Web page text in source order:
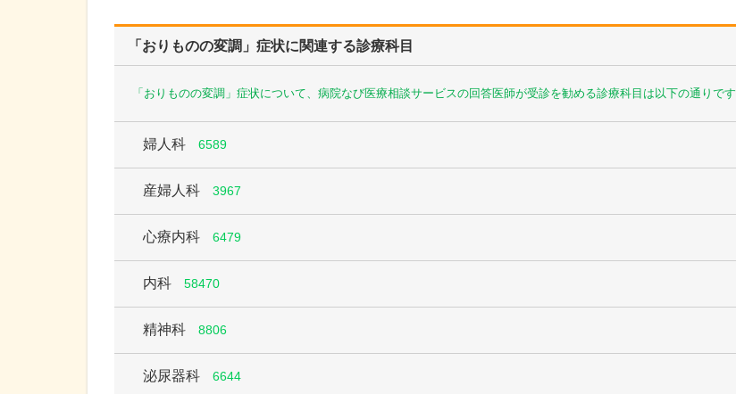
「おりものの変調」症状に関連する診療科目
「おりものの変調」症状について、病院なび医療相談サービスの回答医師が受診を勧める診療科目は以下の通りです
婦人科 6589
産婦人科 3967
心療内科 6479
内科 58470
精神科 8806
泌尿器科 6644